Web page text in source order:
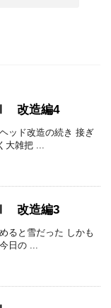
改造編4
ッド改造の続き 接ぎ
大雑把 ...
改造編3
ると雪だった しかも
日の ...